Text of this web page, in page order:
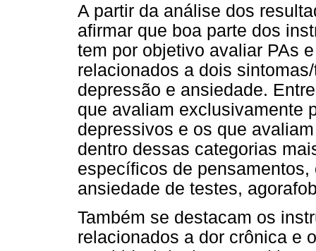
A partir da análise dos
afirmar que boa parte dos
tem por objetivo avaliar PAs
relacionados a dois
depressão e ansiedade.
que avaliam exclusivamente
depressivos e os que
dentro dessas categorias
específicos de
ansiedade de testes,
Também se destacam os
relacionados a dor crônica e